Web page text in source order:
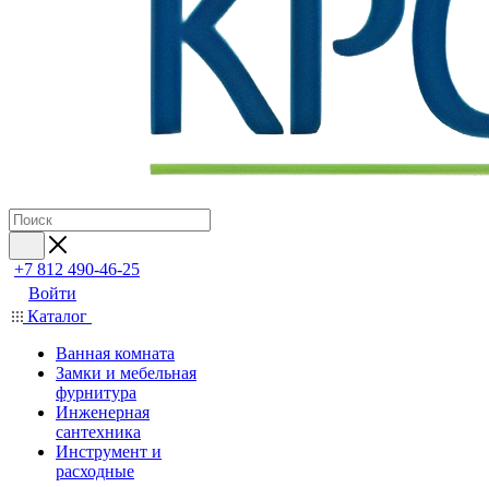
+7 812 490-46-25
Войти
Каталог
Ванная комната
Замки и мебельная
фурнитура
Инженерная
сантехника
Инструмент и
расходные